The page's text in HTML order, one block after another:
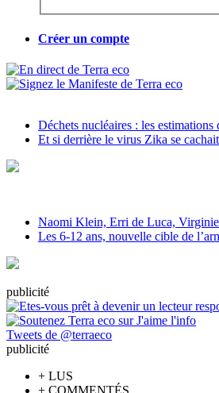
Créer un compte
Déchets nucléaires : les
Et si derrière le virus Zika se
Naomi Klein, Erri de Luca,
Les 6-12 ans, nouvelle cible de
publicité
Tweets de @terraeco
publicité
+ LUS